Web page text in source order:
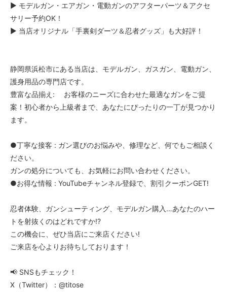
▶ モデルガン・エアガン・電動ガンのアフターパーツ＆アクセ
サリー予約OK！
▶ 当店オリジナル「手裏剣ダーツ＆忍者グッズ」も大好評！
静岡県浜松市にある当店は、モデルガン、ガスガン、電動ガン、
護身用品の専門店です。
豊富な品揃え: お客様のニーズに合わせた最適なガンをご提
案！初心者から上級者まで、あなたにぴったりの一丁が見つかり
ます。
●丁寧な接客 : ガン選びのお悩みや、修理など、何でもご相談く
ださい。
ガンの処分についても、お気軽にお問い合わせください。
●お得な情報 : YouTubeチャンネル登録で、割引クーポンGET!
忍者体験、ガンシューティング、モデルガン購入…あなたのハー
トを射抜くのはどれですか!?
この機会に、ぜひ当店にご来店ください!
ご来店を心よりお待ちしております！
📢 SNSもチェック！
X（Twitter）：@titose